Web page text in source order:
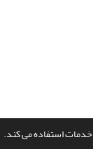
خدمات استفاده می کند.
پیاده سازی ازسیناوب